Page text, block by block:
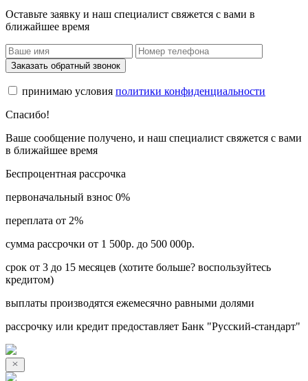
Оставьте заявку и наш специалист свяжется с вами в
ближайшее время
Заказать обратный звонок
принимаю условия политики конфиденциальности
Спасибо!
Ваше сообщение получено, и наш специалист свяжется с вами
в ближайшее время
Беспроцентная рассрочка
первоначальный взнос 0%
переплата от 2%
сумма рассрочки от 1 500р. до 500 000р.
срок от 3 до 15 месяцев (хотите больше? воспользуйтесь
кредитом)
выплаты производятся ежемесячно равными долями
рассрочку или кредит предоставляет Банк "Русский-стандарт"